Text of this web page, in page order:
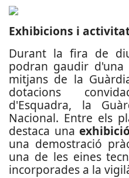
Exhibicions i
Durant la fira de
podran gaudir d'una
mitjans de la
dotacions
d'Esquadra, la
Nacional. Entre els
destaca una
una demostració
una de les eines
incorporades a la